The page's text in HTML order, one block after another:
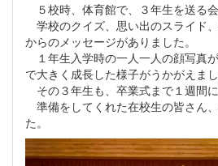
５校時、体育館で、３年生を送る会
学校のクイズ、思い出のスライド
からのメッセージがありました。
１年生入学時の一人一人の顔写真
で大きく成長した様子がうかがえまし
その３年生も、卒業式まで１週間に
準備をしてくれた在校生の皆さん
た。